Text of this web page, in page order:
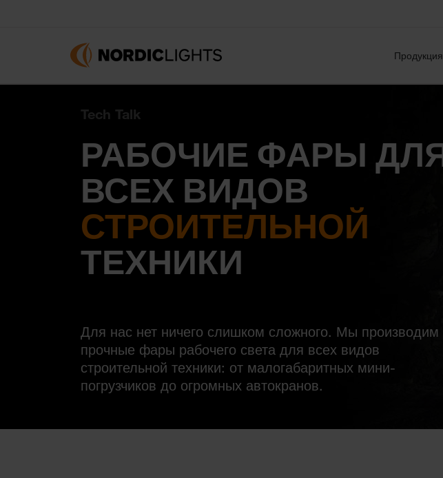
Продукция
Tech Talk
РАБОЧИЕ ФАРЫ ДЛЯ
ВСЕХ ВИДОВ
СТРОИТЕЛЬНОЙ
ТЕХНИКИ
Для нас нет ничего слишком сложного. Мы производим
прочные фары рабочего света для всех видов
строительной техники: от малогабаритных мини-
погрузчиков до огромных автокранов.